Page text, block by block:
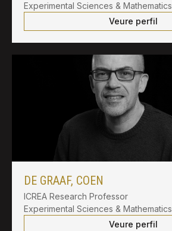
Experimental Sciences & Mathematics
Veure perfil
DE GRAAF, COEN
ICREA Research Professor
Experimental Sciences & Mathematics
Veure perfil